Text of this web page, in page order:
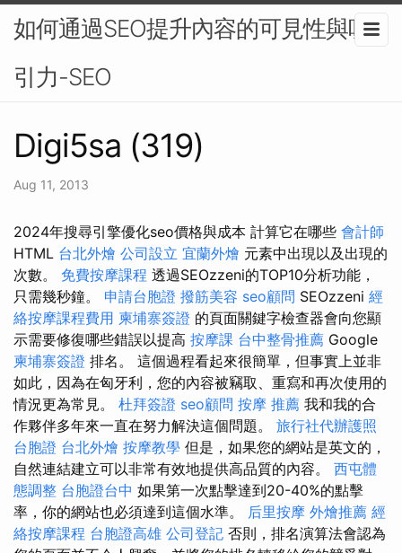
如何通過SEO提升內容的可見性與吸
引力-SEO
Digi5sa (319)
Aug 11, 2013
2024年搜尋引擎優化seo價格與成本 計算它在哪些 會計師
HTML 台北外燴 公司設立 宜蘭外燴 元素中出現以及出現的
次數。 免費按摩課程 透過SEOzzeni的TOP10分析功能，
只需幾秒鐘。 申請台胞證 撥筋美容 seo顧問 SEOzzeni 經
絡按摩課程費用 柬埔寨簽證 的頁面關鍵字檢查器會向您顯
示需要修復哪些錯誤以提高 按摩課 台中整骨推薦 Google
柬埔寨簽證 排名。 這個過程看起來很簡單，但事實上並非
如此，因為在匈牙利，您的內容被竊取、重寫和再次使用的
情況更為常見。 杜拜簽證 seo顧問 按摩 推薦 我和我的合
作夥伴多年來一直在努力解決這個問題。 旅行社代辦護照
台胞證 台北外燴 按摩教學 但是，如果您的網站是英文的，
自然連結建立可以非常有效地提供高品質的內容。 西屯體
態調整 台胞證台中 如果第一次點擊達到20-40%的點擊
率，你的網站也必須達到這個水準。 后里按摩 外燴推薦 經
絡按摩課程 台胞證高雄 公司登記 否則，排名演算法會認為